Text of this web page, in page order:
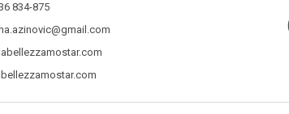
834-875